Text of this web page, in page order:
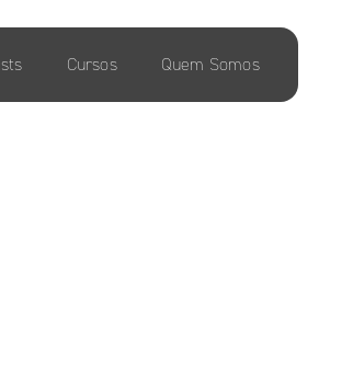
Cursos Quem Somos